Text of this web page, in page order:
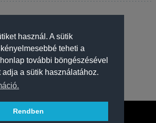
használ. A sütik
teheti a
további böngészésével
adja a sütik használatához.
Rendben